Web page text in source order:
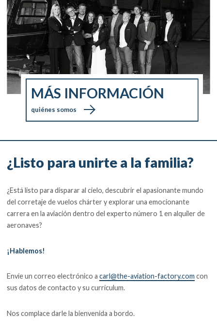
MÁS INFORMACIÓN
quiénes somos
¿Listo para unirte a la familia?
¿Está listo para disparar al cielo, descubrir el apasionante mundo
del corretaje de vuelos chárter y explorar una emocionante
carrera en la aviación dentro del experto número 1 en alquiler de
aeronaves?
¡Hablemos!
Envíe un correo electrónico acarl@the-aviation-factory.com con
sus datos de contacto y su currículum.
Nos complace darle la bienvenida a bordo.